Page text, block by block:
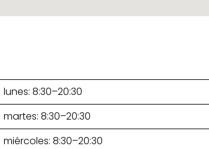
lunes: 8:30–20:30
martes: 8:30–20:30
miércoles: 8:30–20:30